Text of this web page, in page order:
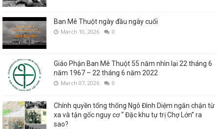
Ban Mê Thuột ngày đầu ngày cuối
March 10, 2026 0
Giáo Phận Ban Mê Thuột 55 năm nhìn lại 22 tháng 6
năm 1967 – 22 tháng 6 năm 2022
March 07, 2026 0
Chính quyền tổng thống Ngô Đình Diệm ngăn chận từ
xa và tận gốc nguy cơ “ Đặc khu tự trị Chợ Lớn” ra
sao?